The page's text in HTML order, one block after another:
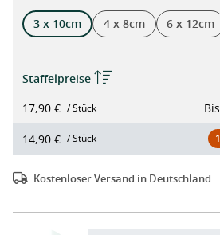
3 x 10cm
4 x 8cm 6 x 12cm
Staffelpreise
17,90 € / Stück Bis
14,90 € / Stück -
Kostenloser Versand in Deutschland